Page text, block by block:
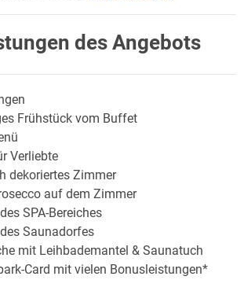
des Angebots
Frühstück vom Buffet
Verliebte
dekoriertes Zimmer
auf dem Zimmer
SPA-Bereiches
Saunadorfes
mit Leihbademantel & Saunatuch
Card mit vielen Bonusleistungen*